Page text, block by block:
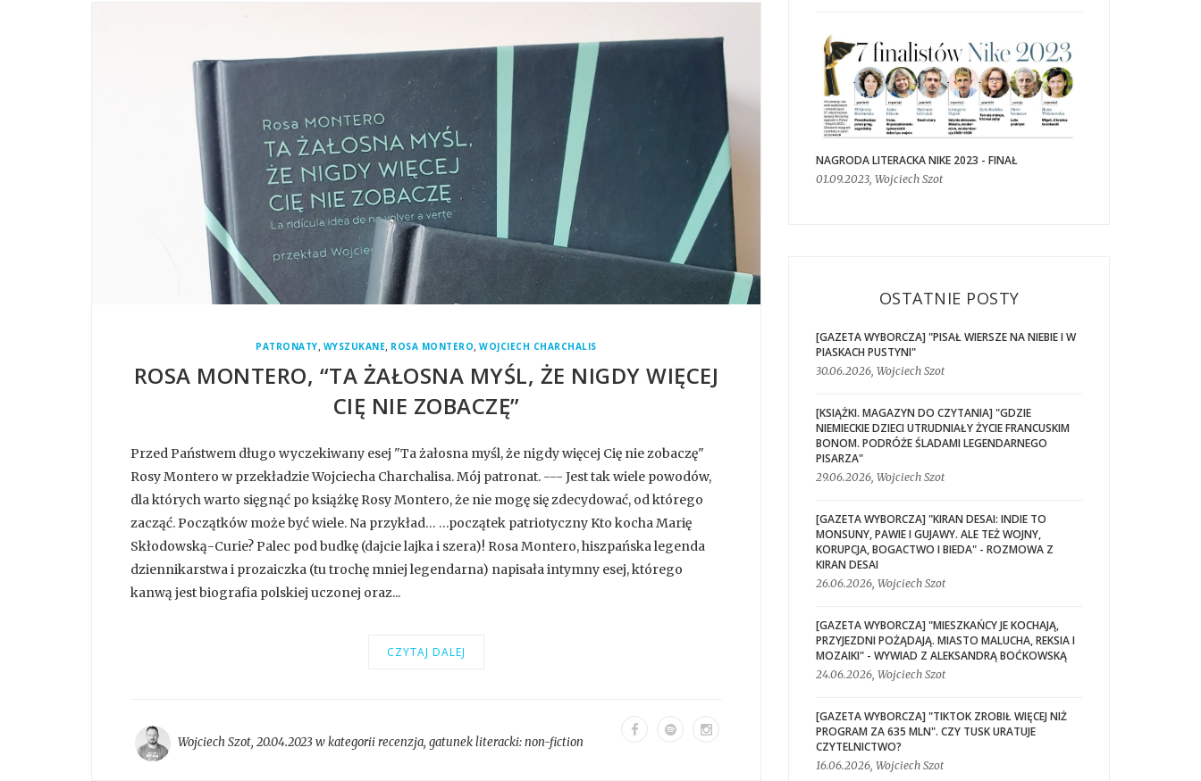
PATRONATY, WYSZUKANE, ROSA MONTERO,WOJCIECH CHARCHALIS
ROSA MONTERO, “TA ŻAŁOSNA MYŚL, ŻE NIGDY WIĘCEJ
CIĘ NIE ZOBACZĘ”
Przed Państwem długo wyczekiwany esej "Ta żałosna myśl, że nigdy więcej Cię nie zobaczę"
Rosy Montero w przekładzie Wojciecha Charchalisa. Mój patronat. --- Jest tak wiele powodów,
dla których warto sięgnąć po książkę Rosy Montero, że nie mogę się zdecydować, od którego
zacząć. Początków może być wiele. Na przykład… …początek patriotyczny Kto kocha Marię
Skłodowską-Curie? Palec pod budkę (dajcie lajka i szera)! Rosa Montero, hiszpańska legenda
dziennikarstwa i prozaiczka (tu trochę mniej legendarna) napisała intymny esej, którego
kanwą jest biografia polskiej uczonej oraz...
CZYTAJ DALEJ
Wojciech Szot, 20.04.2023 w kategoriirecenzja, gatunek literacki:non-fiction
NAGRODA LITERACKA NIKE 2023 - FINAŁ
01.09.2023, Wojciech Szot
OSTATNIE POSTY
[GAZETA WYBORCZA] "PISAŁ WIERSZE NA NIEBIE I W
PIASKACH PUSTYNI"
30.06.2026, Wojciech Szot
[KSIĄŻKI. MAGAZYN DO CZYTANIA] "GDZIE
NIEMIECKIE DZIECI UTRUDNIAŁY ŻYCIE FRANCUSKIM
BONOM. PODRÓŻE ŚLADAMI LEGENDARNEGO
PISARZA"
29.06.2026, Wojciech Szot
[GAZETA WYBORCZA] "KIRAN DESAI: INDIE TO
MONSUNY, PAWIE I GUJAWY. ALE TEŻ WOJNY,
KORUPCJA, BOGACTWO I BIEDA" - ROZMOWA Z
KIRAN DESAI
26.06.2026, Wojciech Szot
[GAZETA WYBORCZA] "MIESZKAŃCY JE KOCHAJĄ,
PRZYJEZDNI POŻĄDAJĄ. MIASTO MALUCHA, REKSIA I
MOZAIKI" - WYWIAD Z ALEKSANDRĄ BOĆKOWSKĄ
24.06.2026, Wojciech Szot
[GAZETA WYBORCZA] "TIKTOK ZROBIŁ WIĘCEJ NIŻ
PROGRAM ZA 635 MLN". CZY TUSK URATUJE
CZYTELNICTWO?
16.06.2026, Wojciech Szot